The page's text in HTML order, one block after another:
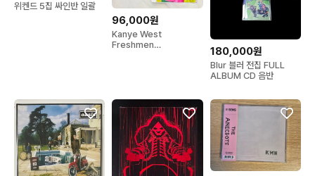
위켄드 5집 싸인반 일괄
96,000원
Kanye West
Freshmen
180,000원
Blur 블러 전집 FULL
ALBUM CD 음반